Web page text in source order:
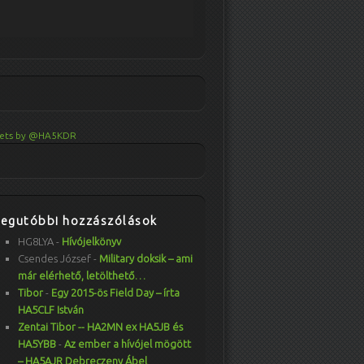
by @HA5KDR
hozzászólások
HG8LYA - Hívójelkönyv
Csendes József - Military doksik – ami
már elérhető, letölthető…
Tibor - Egy 2015-ös Field Day – írta
HA5CLF István
Zentai Tibor -- HA2MN ex HA5JB és
HA5YBB - Az ember a hívójel mögött
– HA5AJR Debreczeny Ábel